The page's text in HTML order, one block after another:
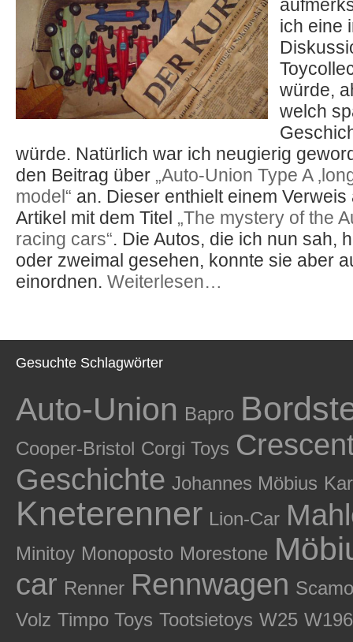
ich eine
würde,
welch
würde. Natürlich war ich neugierig
den Beitrag über „Auto-Union Type A
model“ an. Dieser enthielt einem
Artikel mit dem Titel „The mystery of the
racing cars“. Die Autos, die ich nun sah,
oder zweimal gesehen, konnte sie aber
einordnen. Weiterlesen…
Gesuchte Schlagwörter
Auto-Union Bapro
Cooper-Bristol Corgi Toys
Geschichte Johannes Möbius
Kneterenner Lion-Car
Minitoy Monoposto Morestone
car Renner Rennwagen
Volz Timpo Toys Tootsietoys W25 W196